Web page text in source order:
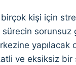
kişi için
sorunsuz
yapılacak
ve eksiksiz bir